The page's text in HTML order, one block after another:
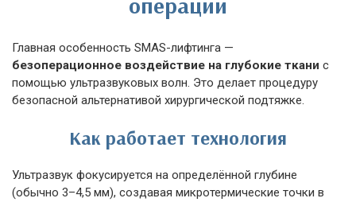
Главная особенность SMAS-лифтинга —
безоперационное воздействие на глубокие ткани с
помощью ультразвуковых волн. Это делает процедуру
безопасной альтернативой хирургической подтяжке.
Как работает технология
Ультразвук фокусируется на определённой глубине
(обычно 3–4,5 мм), создавая микротермические точки в